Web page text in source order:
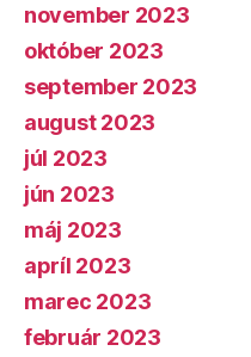
november 2023
október 2023
september 2023
august 2023
júl 2023
jún 2023
máj 2023
apríl 2023
marec 2023
február 2023